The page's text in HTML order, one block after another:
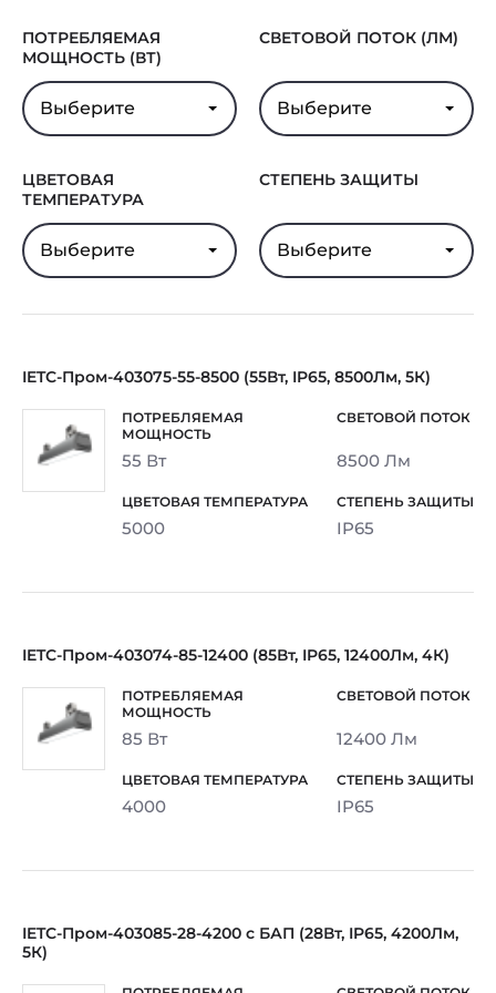
ПОТРЕБЛЯЕМАЯ
МОЩНОСТЬ (ВТ)
Выберите
СВЕТОВОЙ ПОТОК (ЛМ)
Выберите
ЦВЕТОВАЯ
ТЕМПЕРАТУРА
Выберите
СТЕПЕНЬ ЗАЩИТЫ
Выберите
IETC-Пром-403075-55-8500 (55Вт, IP65, 8500Лм, 5К)
55 Вт 8500 Лм
5000 IP65
IETC-Пром-403074-85-12400 (85Вт, IP65, 12400Лм, 4К)
85 Вт 12400 Лм
4000 IP65
IETC-Пром-403085-28-4200 с БАП (28Вт, IP65, 4200Лм,
5К)